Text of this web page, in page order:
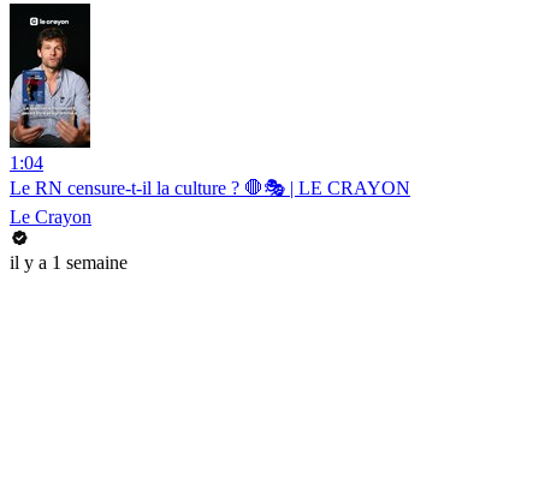
1:04
Le RN censure-t-il la culture ? 🛑🎭 | LE CRAYON
Le Crayon
il y a 1 semaine